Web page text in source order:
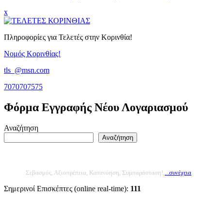
xClose
Menu
Πληροφορίες για Τελετές στην Κορινθία!
Νομός Κορινθίας!
tls_@msn.com
7070707575
Φόρμα Εγγραφής Νέου Λογαριασμού
Αναζήτηση
Αναζήτηση
Σεβασμός, Αξιοπρέπεια, Κατανόηση, Συμπαράσταση! συνέχεια
Σημερινοί Επισκέπτες (online real-time): 111